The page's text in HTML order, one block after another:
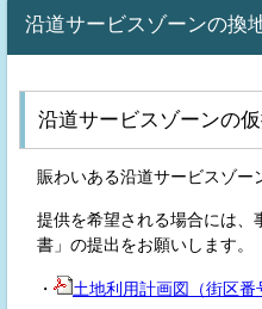
沿道サービスゾーンの換
沿道サービスゾーンの
賑わいある沿道サービスゾー
提供を希望される場合には、
書」の提出をお願いします。
・ 土地利用計画図（街区番